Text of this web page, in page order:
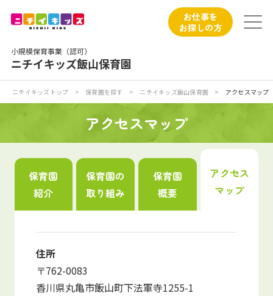
小規模保育事業（認可）
ニチイキッズ飯山保育園
お仕事を
お探しの方
お食事
保育園見学
入園の概要
子育てひろばのご紹介
写真販売サービス
ニチイキッズトップ > 保育園を探す > ニチイキッズ飯山保育園 > アクセスマップ
アクセスマップ
保育園
紹介
保育園の
取り組み
保育園
概要
アクセス
マップ
住所
〒762-0083
香川県丸亀市飯山町下法軍寺1255-1